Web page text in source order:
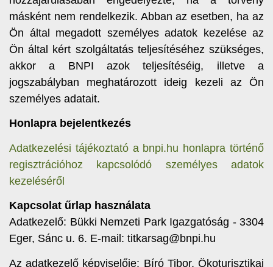
másként nem rendelkezik. Abban az esetben, ha az
Ön által megadott személyes adatok kezelése az
Ön által kért szolgáltatás teljesítéséhez szükséges,
akkor a BNPI azok teljesítéséig, illetve a
jogszabályban meghatározott ideig kezeli az Ön
személyes adatait.
Honlapra bejelentkezés
Adatkezelési tájékoztató a bnpi.hu honlapra történő
regisztrációhoz kapcsolódó személyes adatok
kezeléséről
Kapcsolat űrlap használata
Adatkezelő: Bükki Nemzeti Park Igazgatóság - 3304
Eger, Sánc u. 6. E-mail: titkarsag@bnpi.hu
Az adatkezelő képviselője: Bíró Tibor, Ökoturisztikai